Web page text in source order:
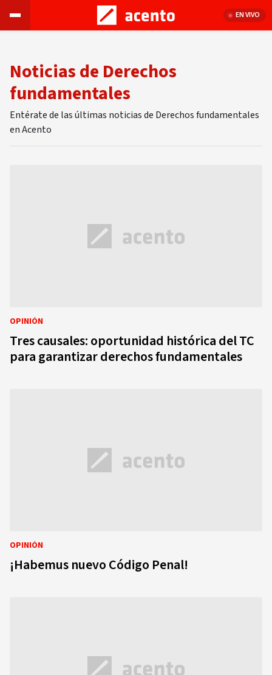
EN VIVO
Noticias de Derechos
fundamentales
Entérate de las últimas noticias de Derechos fundamentales
en Acento
OPINIÓN
Tres causales: oportunidad histórica del TC
para garantizar derechos fundamentales
OPINIÓN
¡Habemus nuevo Código Penal!